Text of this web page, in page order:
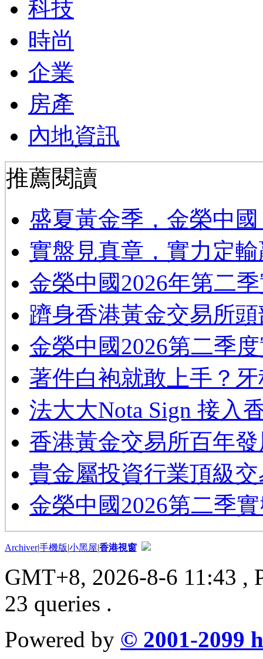
科技
時尚
企業
房產
內地資訊
推薦閱讀
盛夏黃金季，金榮中
實盤見真章，實力定
金榮中國2026年第二
躋身香港黃金交易所
金榮中國2026第二季
著件白袍就敢上手？
法大大Nota Sign 接入
香港黃金交易所百年
貴金屬投資行業頂級
金榮中國2026第二季
Archiver|手機版|小黑屋|香港視窗
GMT+8, 2026-8-6 11:43 ,
23 queries .
Powered by © 2001-2099